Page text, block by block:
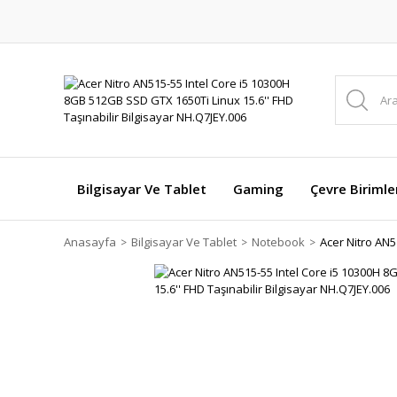
Bilgisayar Ve Tablet Gaming Çevre
Anasayfa Bilgisayar Ve Tablet Notebook Acer Nitro